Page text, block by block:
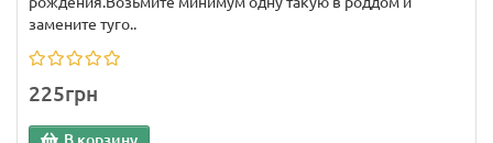
замените туго..
225грн
В корзину